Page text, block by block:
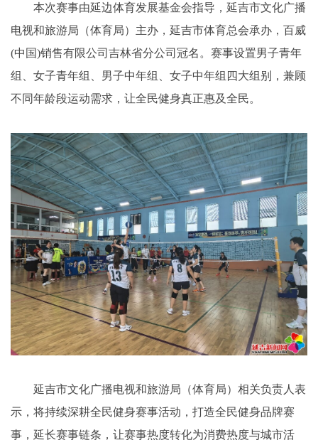
本次赛事由延边体育发展基金会指导，延吉市文化广播
电视和旅游局（体育局）主办，延吉市体育总会承办，百威
(中国)销售有限公司吉林省分公司冠名。赛事设置男子青年
组、女子青年组、男子中年组、女子中年组四大组别，兼顾
不同年龄段运动需求，让全民健身真正惠及全民。
延吉市文化广播电视和旅游局（体育局）相关负责人表
示，将持续深耕全民健身赛事活动，打造全民健身品牌赛
事，延长赛事链条，让赛事热度转化为消费热度与城市活